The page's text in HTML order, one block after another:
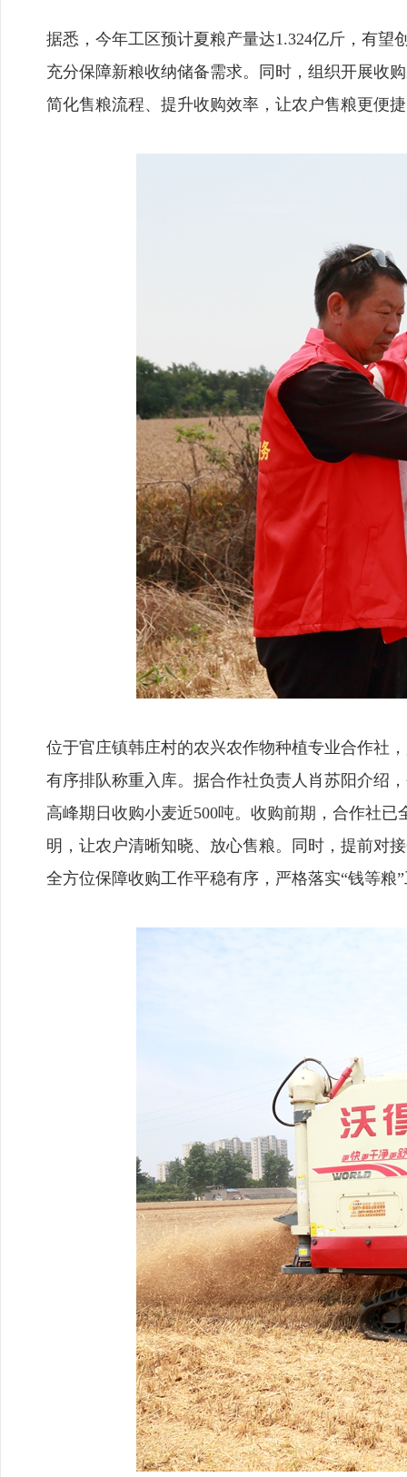
据悉，今年工区预计夏粮产量达1.324亿斤，有
充分保障新粮收纳储备需求。同时，组织开展收
简化售粮流程、提升收购效率，让农户售粮更便
位于官庄镇韩庄村的农兴农作物种植专业合作社
有序排队称重入库。据合作社负责人肖苏阳介绍
高峰期日收购小麦近500吨。收购前期，合作社
明，让农户清晰知晓、放心售粮。同时，提前对
全方位保障收购工作平稳有序，严格落实“钱等